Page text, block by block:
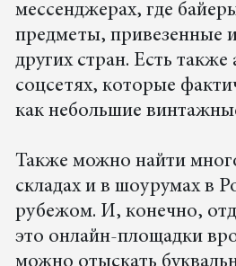
мессенджерах, где
предметы, привезенные
других стран. Есть также
соцсетях, которые
как небольшие
Также можно найти
складах и в шоурумах в
рубежом. И, конечно,
это онлайн-площадки